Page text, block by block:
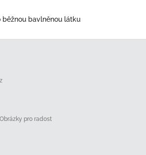
bavlněnou látku
pro radost